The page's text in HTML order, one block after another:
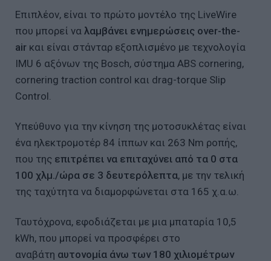
Επιπλέον, είναι το πρώτο μοντέλο της LiveWire
που μπορεί να λαμβάνει ενημερώσεις over-the-
air και είναι στάνταρ εξοπλισμένο με τεχνολογία
IMU 6 αξόνων της Bosch, σύστημα ABS cornering,
cornering traction control και drag-torque Slip
Control.
Υπεύθυνο για την κίνηση της μοτοσυκλέτας είναι
ένα ηλεκτρομοτέρ 84 ίππων και 263 Nm ροπής,
που της επιτρέπει να επιταχύνει από τα 0 στα
100 χλμ./ώρα σε 3 δευτερόλεπτα, με την τελική
της ταχύτητα να διαμορφώνεται στα 165 χ.α.ω.
Ταυτόχρονα, εφοδιάζεται με μια μπαταρία 10,5
kWh, που μπορεί να προσφέρει στο
αναβάτη αυτονομία άνω των 180 χιλιομέτρων